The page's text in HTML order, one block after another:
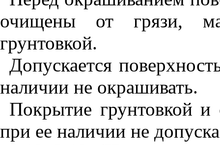
очищены от грязи,
грунтовкой.
Допускается
наличии не окрашивать.
Покрытие грунтовкой и
при ее наличии не